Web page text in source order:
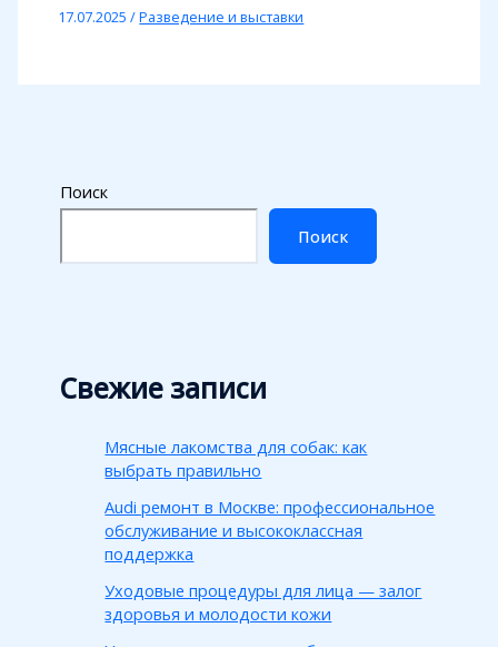
17.07.2025/Разведение и выставки
Поиск
Поиск
Свежие записи
Мясные лакомства для собак: как
выбрать правильно
Audi ремонт в Москве: профессиональное
обслуживание и высококлассная
поддержка
Уходовые процедуры для лица — залог
здоровья и молодости кожи